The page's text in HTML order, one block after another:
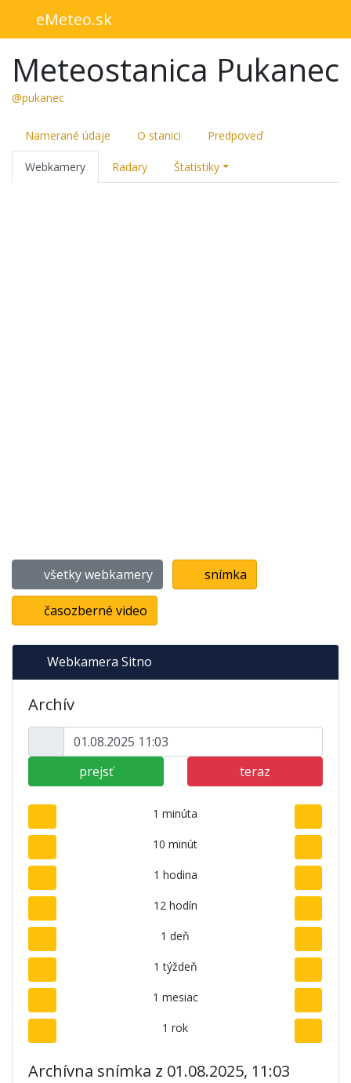
eMeteo.sk
Meteostanica Pukanec
@pukanec
Namerané údaje O stanici Predpoveď
Webkamery Radary Štatistiky
všetky webkamery snímka
časozberné video
Webkamera Sitno
Archív
prejsť teraz
1 minúta
10 minút
1 hodina
12 hodín
1 deň
1 týždeň
1 mesiac
1 rok
Archívna snímka z 01.08.2025, 11:03